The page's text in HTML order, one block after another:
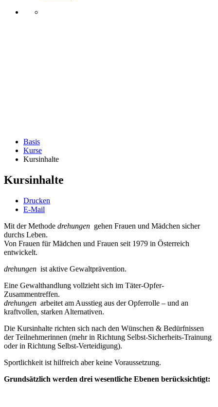
Basis
Kurse
Kursinhalte
Kursinhalte
Drucken
E-Mail
Mit der Methode drehungen gehen Frauen und Mädchen sicher
durchs Leben.
Von Frauen für Mädchen und Frauen seit 1979 in Österreich
entwickelt.
drehungen ist aktive Gewaltprävention.
Eine Gewalthandlung vollzieht sich im Täter-Opfer-
Zusammentreffen.
drehungen arbeitet am Ausstieg aus der Opferrolle – und an
kraftvollen, starken Alternativen.
Die Kursinhalte richten sich nach den Wünschen & Bedürfnissen
der Teilnehmerinnen (mehr in Richtung Selbst-Sicherheits-Trainung
oder in Richtung Selbst-Verteidigung).
Sportlichkeit ist hilfreich aber keine Voraussetzung.
Grundsätzlich werden drei wesentliche Ebenen berücksichtigt: